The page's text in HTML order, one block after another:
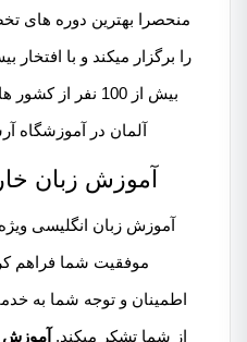
منحصرا بهترین دوره های
بیش از 100 نفر از
آلمان در آموزشگاه
آموزش زبان
آموزش زبان انگلیسی
موفقیت شما فراهم
اطمینان و توجه شما به
از شما تشکر میکند. آموزش